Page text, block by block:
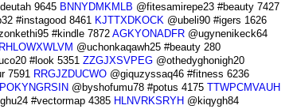
9645 BNNYDMKMLB @fitesamirepe23 #beauty 7427
#instagood 8461 KJTTXDKOCK@ubeli90 #igers 1626
#kindle 7872AGKYONADFR@ugynenikeck64
RHLOWXWLVM @uchonkaqawh25 #beauty 280
#look 5351 ZZGJXSVPEG@othedyghonigh20
7591 RRGJZDUCWO@giquzyssaq46 #fitness 6236
POKYNGRSIN @byshofumu78 #potus 4175 TTWPCMVAUH
#vectormap 4385 HLNVRKSRYH @kiqygh84